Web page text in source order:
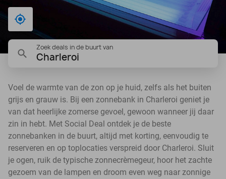
Zoek deals in de buurt van
Charleroi
Voel de warmte van de zon op je huid, zelfs als het buiten
grijs en grauw is. Bij een zonnebank in Charleroi geniet je
van dat heerlijke zomerse gevoel, gewoon wanneer jij daar
zin in hebt. Met Social Deal ontdek je de beste
zonnebanken in de buurt, altijd met korting, eenvoudig te
reserveren en op toplocaties verspreid door Charleroi. Sluit
je ogen, ruik de typische zonnecrèmegeur, hoor het zachte
gezoem van de lampen en droom even weg naar zonnige